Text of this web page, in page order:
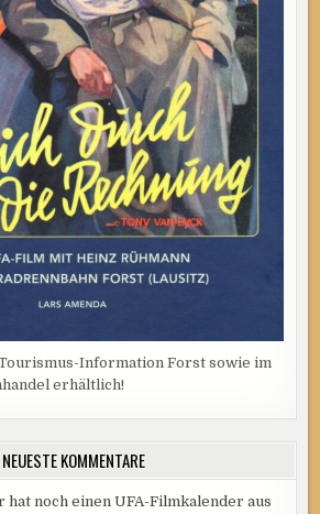
Information Forst sowie im
erhältlich!
NEUESTE KOMMENTARE
hat noch einen UFA-Filmkalender aus